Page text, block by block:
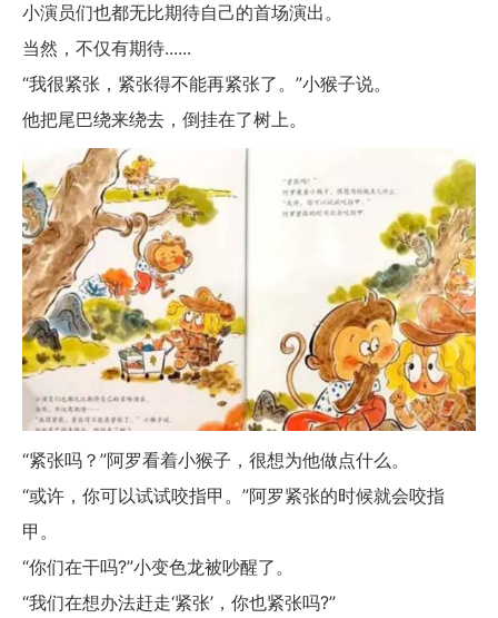
小演员们也都无比期待自己的首场演出。
当然，不仅有期待......
“我很紧张，紧张得不能再紧张了。”小猴子说。
他把尾巴绕来绕去，倒挂在了树上。
“紧张吗？”阿罗看着小猴子，很想为他做点什么。
“或许，你可以试试咬指甲。”阿罗紧张的时候就会咬指
甲。
“你们在干吗?”小变色龙被吵醒了。
“我们在想办法赶走‘紧张’，你也紧张吗?”